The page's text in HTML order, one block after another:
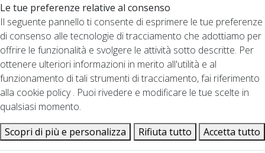
Le tue preferenze relative al consenso
Il seguente pannello ti consente di esprimere le tue preferenze
di consenso alle tecnologie di tracciamento che adottiamo per
offrire le funzionalità e svolgere le attività sotto descritte. Per
ottenere ulteriori informazioni in merito all'utilità e al
funzionamento di tali strumenti di tracciamento, fai riferimento
alla cookie policy . Puoi rivedere e modificare le tue scelte in
qualsiasi momento.
Scopri di più e personalizza
Rifiuta tutto Accetta tutto